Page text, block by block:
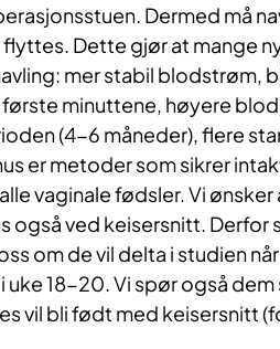
Dermed må
flyttes. Dette gjør at mange
mer stabil blodstrøm,
minuttene, høyere
(4-6 måneder), flere
er metoder som sikrer
vaginale fødsler. Vi ønsker
også ved keisersnitt. Derfor
om de vil delta i studien
18-20. Vi spør også dem
vil bli født med keisersnitt